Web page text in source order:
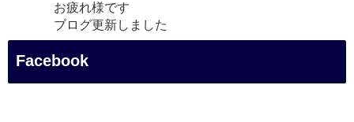
お疲れ様です
ブログ更新しました
「マジシャン和歌山旅 白浜町・三段壁展望台」
Facebook